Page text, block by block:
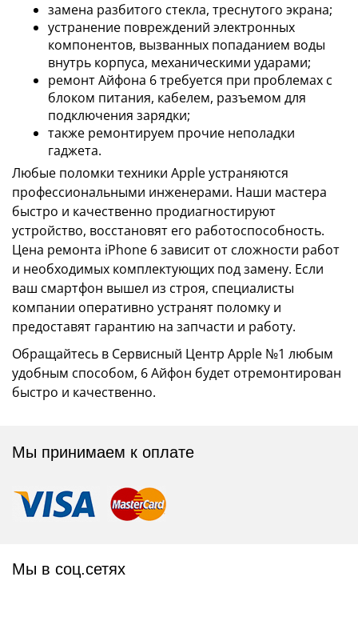
замена разбитого стекла, треснутого экрана;
устранение повреждений электронных
компонентов, вызванных попаданием воды
внутрь корпуса, механическими ударами;
ремонт Айфона 6 требуется при проблемах с
блоком питания, кабелем, разъемом для
подключения зарядки;
также ремонтируем прочие неполадки
гаджета.
Любые поломки техники Apple устраняются
профессиональными инженерами. Наши мастера
быстро и качественно продиагностируют
устройство, восстановят его работоспособность.
Цена ремонта iPhone 6 зависит от сложности работ
и необходимых комплектующих под замену. Если
ваш смартфон вышел из строя, специалисты
компании оперативно устранят поломку и
предоставят гарантию на запчасти и работу.
Обращайтесь в Сервисный Центр Apple №1 любым
удобным способом, 6 Айфон будет отремонтирован
быстро и качественно.
Мы принимаем к оплате
Мы в соц.сетях